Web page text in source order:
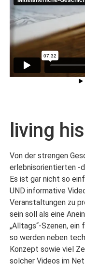
living
Von der strengen
erlebnisorientierten -
Es ist gar nicht so
UND informative
Veranstaltungen zu
sein soll als eine
„Alltags“-Szenen,
so werden neben
Konzept sowie viel
solcher Videos im